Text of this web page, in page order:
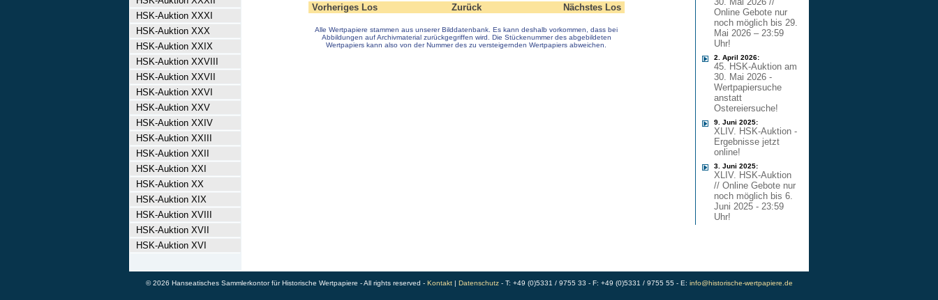
HSK-Auktion XXXI
HSK-Auktion XXX
HSK-Auktion XXIX
HSK-Auktion XXVIII
HSK-Auktion XXVII
HSK-Auktion XXVI
HSK-Auktion XXV
HSK-Auktion XXIV
HSK-Auktion XXIII
HSK-Auktion XXII
HSK-Auktion XXI
HSK-Auktion XX
HSK-Auktion XIX
HSK-Auktion XVIII
HSK-Auktion XVII
HSK-Auktion XVI
Vorheriges Los
Zurück Nächstes Los
Alle Wertpapiere stammen aus unserer Bilddatenbank. Es kann deshalb vorkommen, dass bei
Abbildungen auf Archivmaterial zurückgegriffen wird. Die Stückenummer des abgebildeten
Wertpapiers kann also von der Nummer des zu versteigernden Wertpapiers abweichen.
Online Gebote nur
noch möglich bis 29.
Mai 2026 – 23:59
Uhr!
2. April 2026:
45. HSK-Auktion am
30. Mai 2026 -
Wertpapiersuche
anstatt
Ostereiersuche!
9. Juni 2025:
XLIV. HSK-Auktion -
Ergebnisse jetzt
online!
3. Juni 2025:
XLIV. HSK-Auktion
// Online Gebote nur
noch möglich bis 6.
Juni 2025 - 23:59
Uhr!
© 2026 Hanseatisches Sammlerkontor für Historische Wertpapiere - All rights reserved - Kontakt| Datenschutz- T: +49 (0)5331 / 9755 33 - F: +49 (0)5331 / 9755 55 - E: info@historische-wertpapiere.de